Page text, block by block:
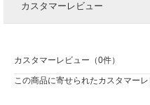
カスタマーレビュー
カスタマーレビュー（0件）
この商品に寄せられたカスタマーレ